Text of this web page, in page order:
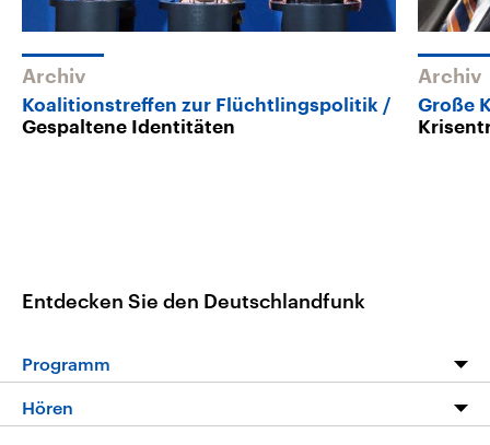
Archiv
Koalitionstreffen zur Flüchtlingspolitik
Gespaltene Identitäten
Archiv
Große
Entdecken Sie den Deutschlandfunk
Programm
Programm
Hören